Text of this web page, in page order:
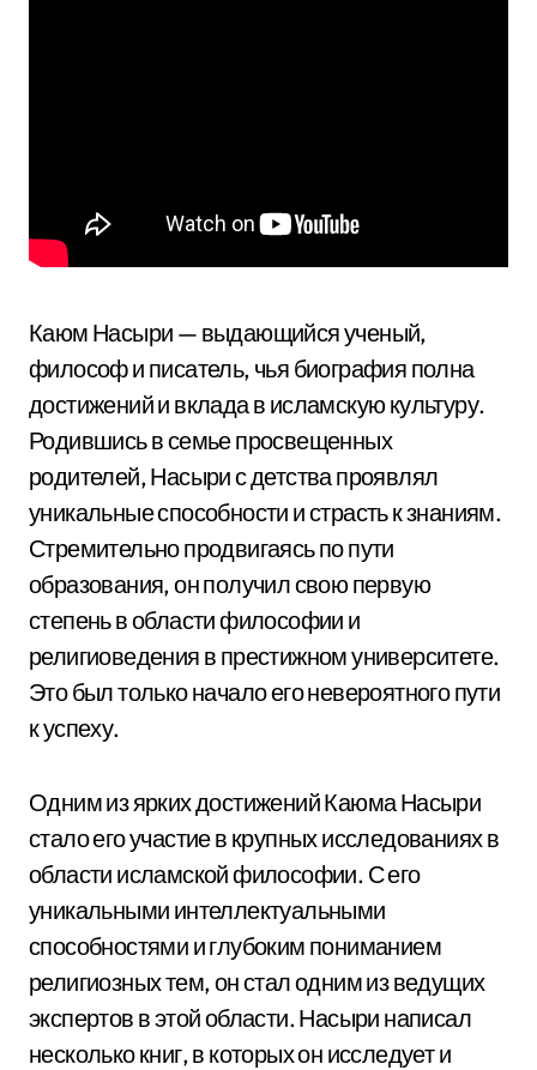
Каюм Насыри — выдающийся ученый,
философ и писатель, чья биография полна
достижений и вклада в исламскую культуру.
Родившись в семье просвещенных
родителей, Насыри с детства проявлял
уникальные способности и страсть к знаниям.
Стремительно продвигаясь по пути
образования, он получил свою первую
степень в области философии и
религиоведения в престижном университете.
Это был только начало его невероятного пути
к успеху.
Одним из ярких достижений Каюма Насыри
стало его участие в крупных исследованиях в
области исламской философии. С его
уникальными интеллектуальными
способностями и глубоким пониманием
религиозных тем, он стал одним из ведущих
экспертов в этой области. Насыри написал
несколько книг, в которых он исследует и